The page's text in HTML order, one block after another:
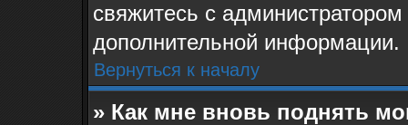
свяжитесь с
дополнительной информации.
Вернуться к началу
» Как мне вновь поднять